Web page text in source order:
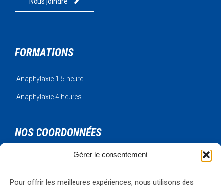
Gérer le consentement
Pour offrir les meilleures expériences, nous utilisons des
FORMATIONS
Anaphylaxie 1.5 heure
Anaphylaxie 4 heures
NOS COORDONNÉES
Urgence Bois-Francs Inc.